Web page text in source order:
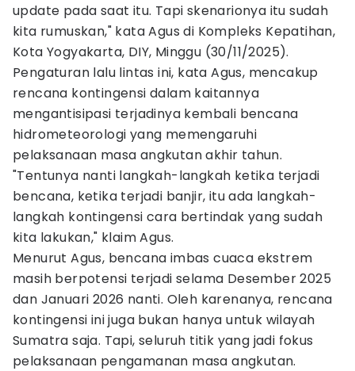
update pada saat itu. Tapi skenarionya itu sudah
kita rumuskan," kata Agus di Kompleks Kepatihan,
Kota Yogyakarta, DIY, Minggu (30/11/2025).
Pengaturan lalu lintas ini, kata Agus, mencakup
rencana kontingensi dalam kaitannya
mengantisipasi terjadinya kembali bencana
hidrometeorologi yang memengaruhi
pelaksanaan masa angkutan akhir tahun.
"Tentunya nanti langkah-langkah ketika terjadi
bencana, ketika terjadi banjir, itu ada langkah-
langkah kontingensi cara bertindak yang sudah
kita lakukan," klaim Agus.
Menurut Agus, bencana imbas cuaca ekstrem
masih berpotensi terjadi selama Desember 2025
dan Januari 2026 nanti. Oleh karenanya, rencana
kontingensi ini juga bukan hanya untuk wilayah
Sumatra saja. Tapi, seluruh titik yang jadi fokus
pelaksanaan pengamanan masa angkutan.